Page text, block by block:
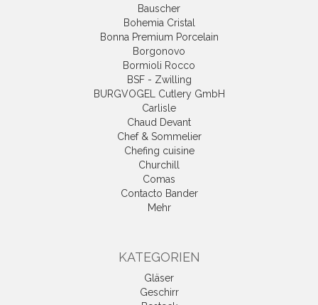
Bauscher
Bohemia Cristal
Bonna Premium Porcelain
Borgonovo
Bormioli Rocco
BSF - Zwilling
BURGVOGEL Cutlery GmbH
Carlisle
Chaud Devant
Chef & Sommelier
Chefing cuisine
Churchill
Comas
Contacto Bander
Mehr
KATEGORIEN
Gläser
Geschirr